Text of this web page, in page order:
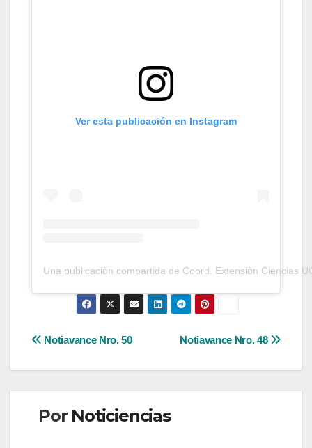
Ver esta publicación en Instagram
Una publicación compartida de Coord. Extensión Ciencias
Navegación
de
entradas
Notiavance Nro. 48
Notiavance Nro. 50
Por Noticiencias